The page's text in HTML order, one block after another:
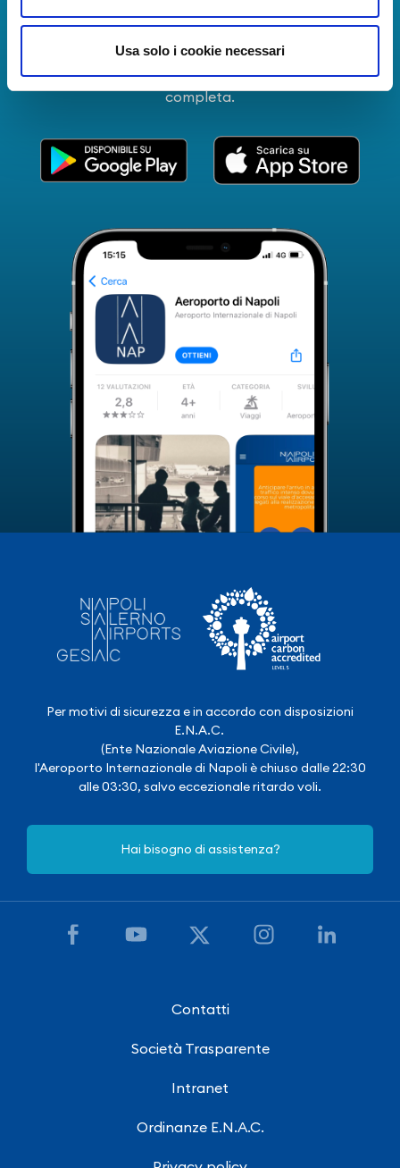
Usa solo i cookie necessari
Informazioni in tempo reale sui voli, tutti i servizi e i
numeri utili per rendere la tua esperienza
all'Aeroporto di Napoli ancora più coinvolgente e
completa.
Per motivi di sicurezza e in accordo con disposizioni
E.N.A.C.
(Ente Nazionale Aviazione Civile),
l'Aeroporto Internazionale di Napoli è chiuso dalle 22:30
alle 03:30, salvo eccezionale ritardo voli.
Hai bisogno di assistenza?
Contatti
Società Trasparente
Intranet
Ordinanze E.N.A.C.